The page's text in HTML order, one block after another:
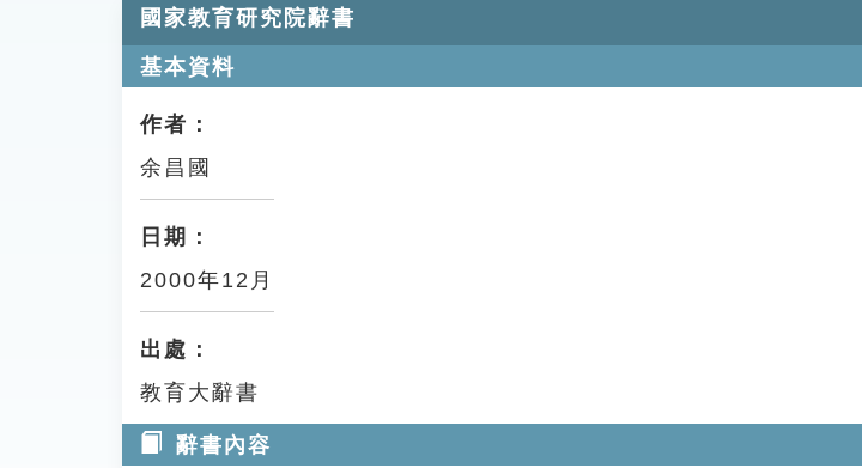
國家教育研究院辭書
基本資料
作者：
余昌國
日期：
2000年12月
出處：
教育大辭書
辭書內容